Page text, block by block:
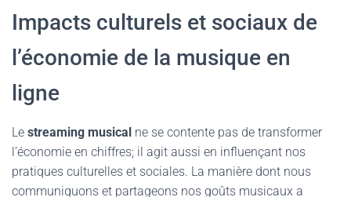
Impacts culturels et sociaux de
l’économie de la musique en
ligne
Le streaming musical ne se contente pas de transformer
l’économie en chiffres; il agit aussi en influençant nos
pratiques culturelles et sociales. La manière dont nous
communiquons et partageons nos goûts musicaux a